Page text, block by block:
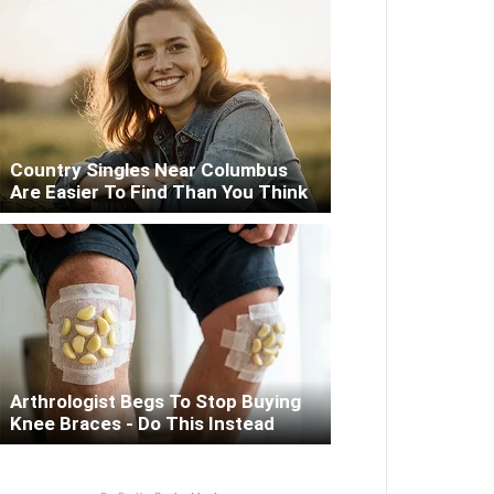
Country Singles Near Columbus
Are Easier To Find Than You Think
Arthrologist Begs To Stop Buying
Knee Braces - Do This Instead